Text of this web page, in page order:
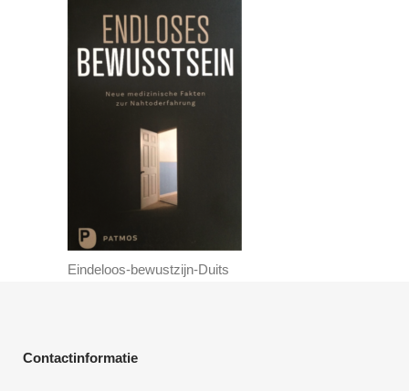
Eindeloos-bewustzijn-Duits
Contactinformatie